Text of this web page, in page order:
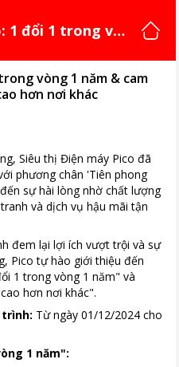
1 đổi 1 trong vòn
vòng 1 năm & cam
hơn nơi khác
Siêu thị Điện máy Pico đã
phương chân 'Tiên phong
sự hài lòng nhờ chất lượng
và dịch vụ hậu mãi tận
đem lại lợi ích vượt trội và sự
Pico tự hào giới thiệu đến
1 trong vòng 1 năm" và
hơn nơi khác".
Từ ngày 01/12/2024 cho
1 năm":